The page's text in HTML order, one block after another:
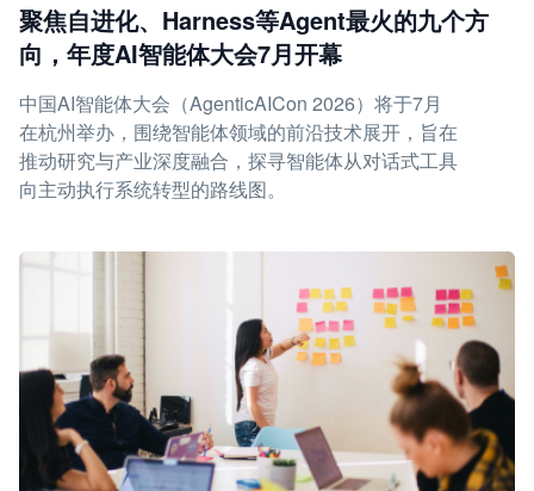
聚焦自进化、Harness等Agent最火的九个方
向，年度AI智能体大会7月开幕
中国AI智能体大会（AgenticAICon 2026）将于7月
在杭州举办，围绕智能体领域的前沿技术展开，旨在
推动研究与产业深度融合，探寻智能体从对话式工具
向主动执行系统转型的路线图。